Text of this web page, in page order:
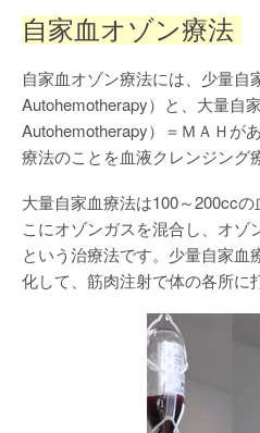
自家血オゾン療法
自家血オゾン療法には、少量
Autohemotherapy）と、大量自
Autohemotherapy）＝ＭＡＨが
療法のことを血液クレンジング
大量自家血療法は100～200cc
こにオゾンガスを混合し、オゾ
という治療法です。少量自家血
化して、筋肉注射で体の各所に